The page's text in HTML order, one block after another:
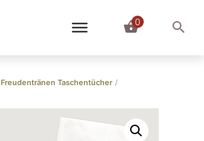
0
Freudentränen Taschentücher /